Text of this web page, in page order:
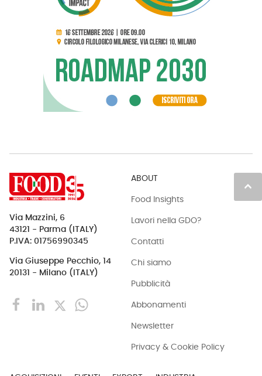
keyboard_arrow_up
Via Mazzini, 6
43121 - Parma (ITALY)
P.IVA: 01756990345
Via Giuseppe Pecchio, 14
20131 - Milano (ITALY)
ABOUT
Food Insights
Lavori nella GDO?
Contatti
Chi siamo
Pubblicità
Abbonamenti
Newsletter
Privacy & Cookie Policy